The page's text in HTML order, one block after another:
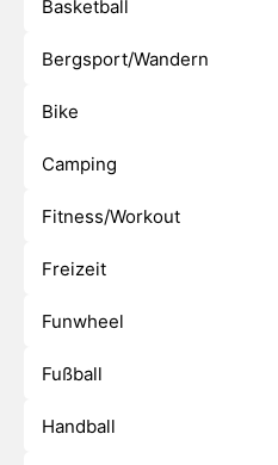
Basketball
Bergsport/Wandern
Bike
Camping
Fitness/Workout
Freizeit
Funwheel
Fußball
Handball